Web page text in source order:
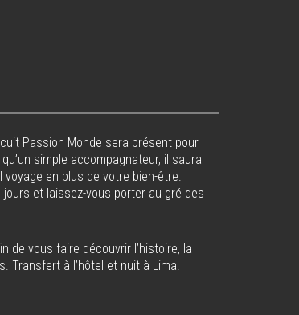
Passion Monde sera présent pour
simple accompagnateur, il saura
en plus de votre bien-être.
jours et laissez-vous porter au gré des
de vous faire découvrir l’histoire, la
Transfert à l’hôtel et nuit à Lima.